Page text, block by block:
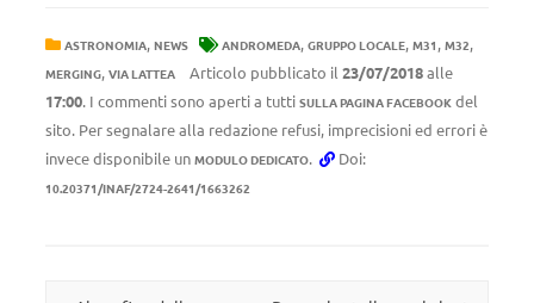
ASTRONOMIA, NEWS ANDROMEDA, GRUPPO LOCALE, M31 , M32,
MERGING, VIA LATTEA Articolo pubblicato il 23/07/2018alle
17:00. I commenti sono aperti a tutti SULLA PAGINA FACEBOOK del
sito. Per segnalare alla redazione refusi, imprecisioni ed errori è
invece disponibile un MODULO DEDICATO. Doi:
10.20371/INAF/2724-2641/1663262